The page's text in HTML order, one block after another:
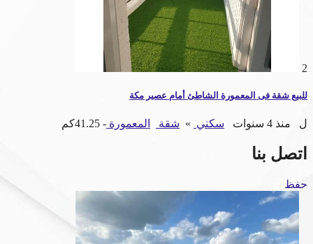
2
للبيع شقة فى المعمورة الشاطئ أمام عصير مكة
ل منذ 4 سنوات سكني » شقة المعمورة - 41.25كم
اتصل بنا
حفظ